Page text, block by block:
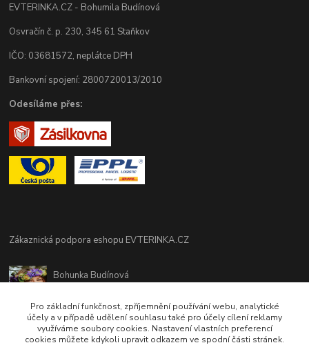
EVTERINKA.CZ - Bohumila Budínová
Osvračín č. p. 230, 345 61 Staňkov
IČO: 03681572, neplátce DPH
Bankovní spojení: 2800720013/2010
Odesíláme přes:
Zákaznická podpora eshopu EVTERINKA.CZ
Bohunka Budínová
(Po-Pá - 9:00-17:00hod, So 8:00-12:00hod)
obchod@evterinka.cz
Pro základní funkčnost, zpříjemnění používání webu, analytické
účely a v případě udělení souhlasu také pro účely cílení reklamy
využíváme soubory cookies. Nastavení vlastních preferencí
cookies můžete kdykoli upravit odkazem ve spodní části stránek.